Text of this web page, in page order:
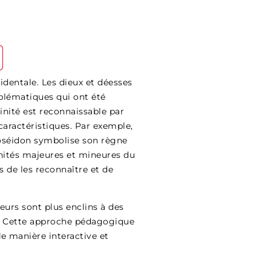
Les dieux et déesses
qui ont été
est reconnaissable par
Par exemple,
symbolise son règne
majeures et mineures du
de les reconnaître et de
sont plus enclins à des
approche pédagogique
manière interactive et